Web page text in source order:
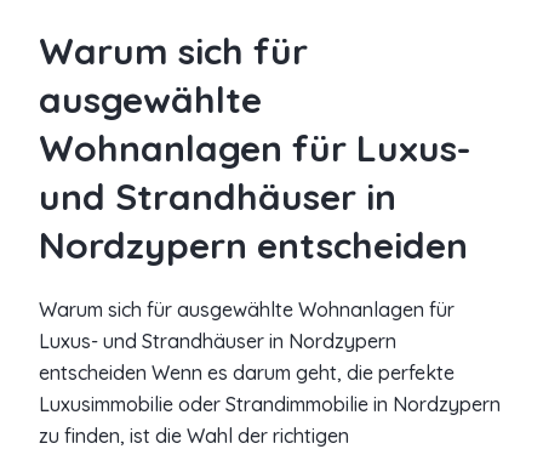
Warum sich für
ausgewählte
Wohnanlagen für Luxus-
und Strandhäuser in
Nordzypern entscheiden
Warum sich für ausgewählte Wohnanlagen für
Luxus- und Strandhäuser in Nordzypern
entscheiden Wenn es darum geht, die perfekte
Luxusimmobilie oder Strandimmobilie in Nordzypern
zu finden, ist die Wahl der richtigen